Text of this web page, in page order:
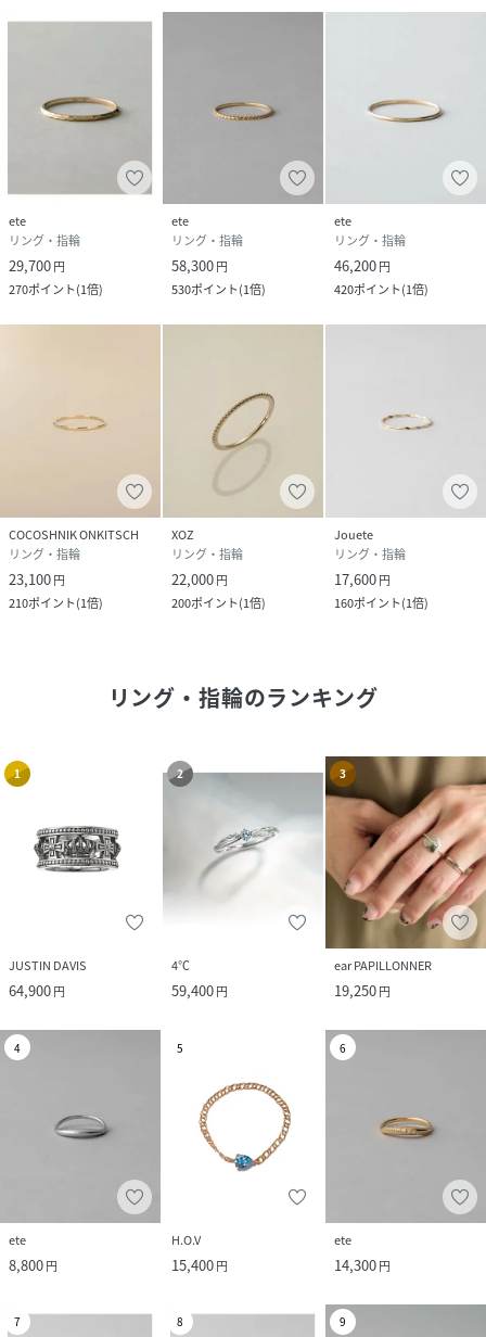
ete
リング・指輪
29,700円
270ポイント(1倍)
ete
リング・指輪
58,300円
530ポイント(1倍)
ete
リング・指輪
46,200円
420ポイント(1倍)
COCOSHNIK ONKITSCH
リング・指輪
23,100円
210ポイント(1倍)
XOZ
リング・指輪
22,000円
200ポイント(1倍)
Jouete
リング・指輪
17,600円
160ポイント(1倍)
リング・指輪のランキング
1
JUSTIN DAVIS
64,900円
2
4℃
59,400円
3
ear PAPILLONNER
19,250円
4
ete
8,800円
5
H.O.V
15,400円
6
ete
14,300円
7 8 9